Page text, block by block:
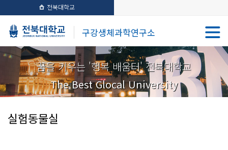
전북대학교
구강생체과학연구소
꿈을 키우는 '행복 배움터' 전북대학교
The Best Glocal University
실험동물실